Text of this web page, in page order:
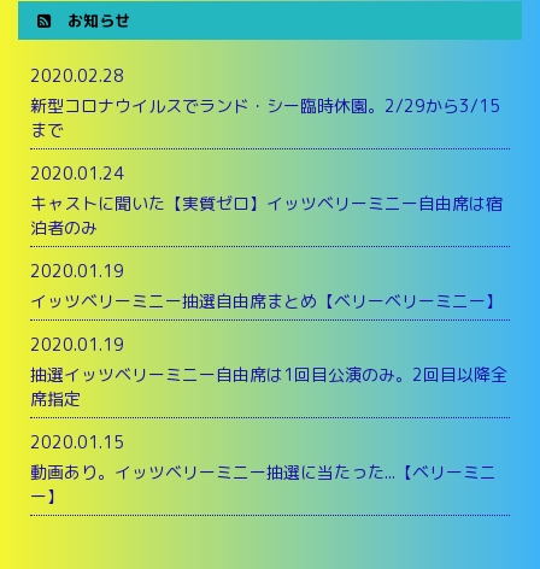
お知らせ
2020.02.28
新型コロナウイルスでランド・シー臨時休園。2/29から3/15
まで
2020.01.24
キャストに聞いた【実質ゼロ】イッツベリーミニー自由席は宿
泊者のみ
2020.01.19
イッツベリーミニー抽選自由席まとめ【ベリーベリーミニー】
2020.01.19
抽選イッツベリーミニー自由席は1回目公演のみ。2回目以降全
席指定
2020.01.15
動画あり。イッツベリーミニー抽選に当たった...【ベリーミニ
ー】